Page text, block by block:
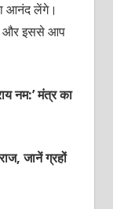
आनंद लेंगे।
और इससे आप
नम:’ मंत्र का
जानें ग्रहों